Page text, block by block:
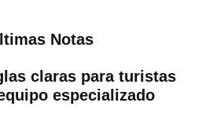
Notas
claras para turistas
especializado